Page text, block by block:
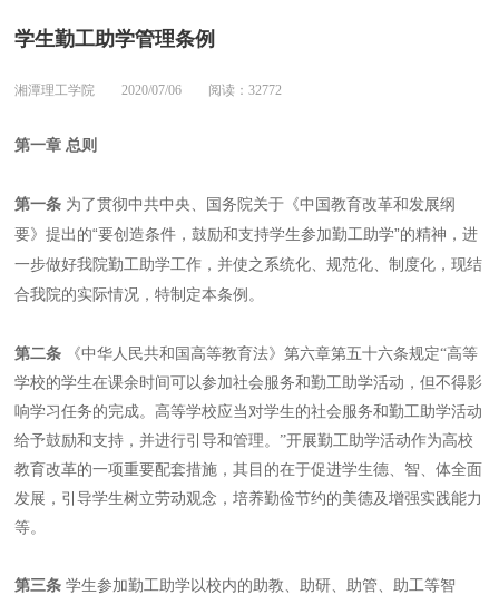
学生勤工助学管理条例
湘潭理工学院 2020/07/06 阅读：32772
第一章 总则
第一条 为了贯彻中共中央、国务院关于《中国教育改革和发展纲
要》提出的“要创造条件，鼓励和支持学生参加勤工助学”的精神，进
一步做好我院勤工助学工作，并使之系统化、规范化、制度化，现结
合我院的实际情况，特制定本条例。
第二条 《中华人民共和国高等教育法》第六章第五十六条规定“高等
学校的学生在课余时间可以参加社会服务和勤工助学活动，但不得影
响学习任务的完成。高等学校应当对学生的社会服务和勤工助学活动
给予鼓励和支持，并进行引导和管理。”开展勤工助学活动作为高校
教育改革的一项重要配套措施，其目的在于促进学生德、智、体全面
发展，引导学生树立劳动观念，培养勤俭节约的美德及增强实践能力
等。
第三条 学生参加勤工助学以校内的助教、助研、助管、助工等智